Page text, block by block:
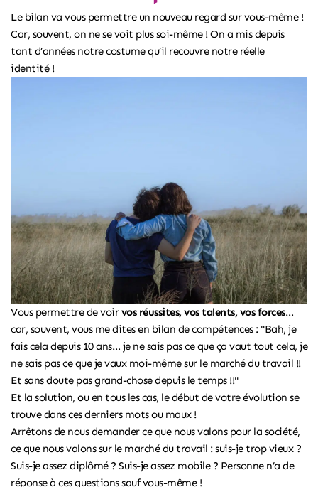
Le bilan va vous permettre un nouveau regard sur vous-même !
Car, souvent, on ne se voit plus soi-même ! On a mis depuis
tant d’années notre costume qu’il recouvre notre réelle
identité !
Vous permettre de voirvos réussites, vos talents, vos forces…
car, souvent, vous me dites en bilan de compétences: "Bah, je
fais cela depuis 10 ans… je ne sais pas ce que ça vaut tout cela, je
ne sais pas ce que je vaux moi-même sur le marché du travail !!
Et sans doute pas grand-chose depuis le temps !!"
Et la solution, ou en tous les cas, le début de votre évolution se
trouve dans ces derniers mots ou maux !
Arrêtons de nous demander ce que nous valons pour la société,
ce que nous valons sur le marché du travail : suis-je trop vieux ?
Suis-je assez diplômé ? Suis-je assez mobile ? Personne n’a de
réponse à ces questions sauf vous-même !